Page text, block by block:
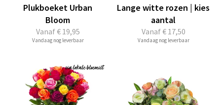
Vanaf€ 19,95
Plukboeket Urban
Bloom
Vandaag nog leverbaar
Vanaf€ 17,50
Lange witte rozen | kies
aantal
Vandaag nog leverbaar